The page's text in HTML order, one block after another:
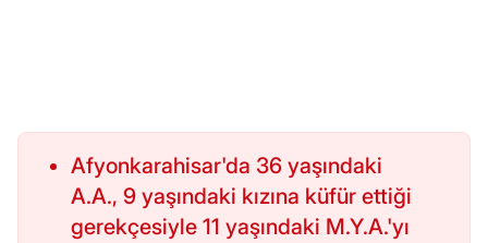
Afyonkarahisar'da 36 yaşındaki
A.A., 9 yaşındaki kızına küfür ettiği
gerekçesiyle 11 yaşındaki M.Y.A.'yı